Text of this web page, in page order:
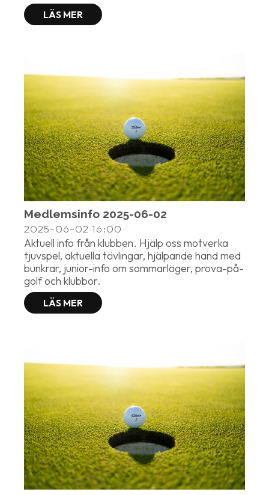
LÄS MER
Medlemsinfo 2025-06-02
2025-06-02 16:00
Aktuell info från klubben. Hjälp oss motverka
tjuvspel, aktuella tävlingar, hjälpande hand med
bunkrar, junior-info om sommarläger, prova-på-
golf och klubbor.
LÄS MER